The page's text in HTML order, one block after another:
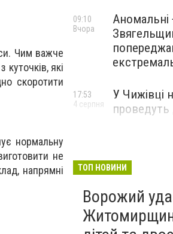
Чим важче
які
скоротити
нормальну
не
напрямні
Аномальні
09:10
Вчора
У Чижівці
17:53
4 серпня
ТОП НОВИНИ
Ворожий